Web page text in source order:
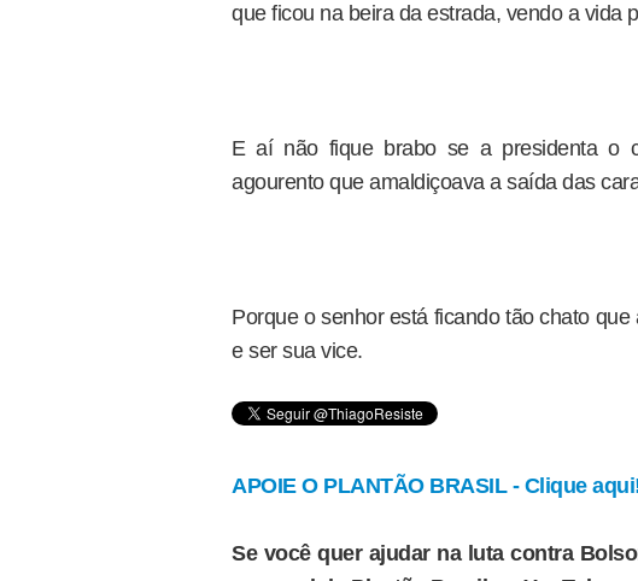
que ficou na beira da estrada, vendo a vida
E aí não fique brabo se a presidenta o
agourento que amaldiçoava a saída das
Porque o senhor está ficando tão chato
e ser sua vice.
APOIE O PLANTÃO BRASIL - Clique
Se você quer ajudar na luta contra